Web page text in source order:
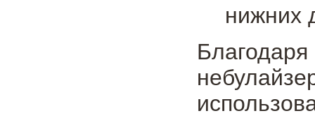
нижних